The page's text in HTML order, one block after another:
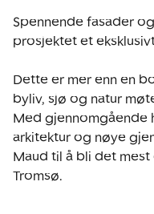
Spennende fasader
prosjektet et
Dette er mer enn en
byliv, sjø og natur
Med gjennomgående
arkitektur og nøye
Maud til å bli det
Tromsø.